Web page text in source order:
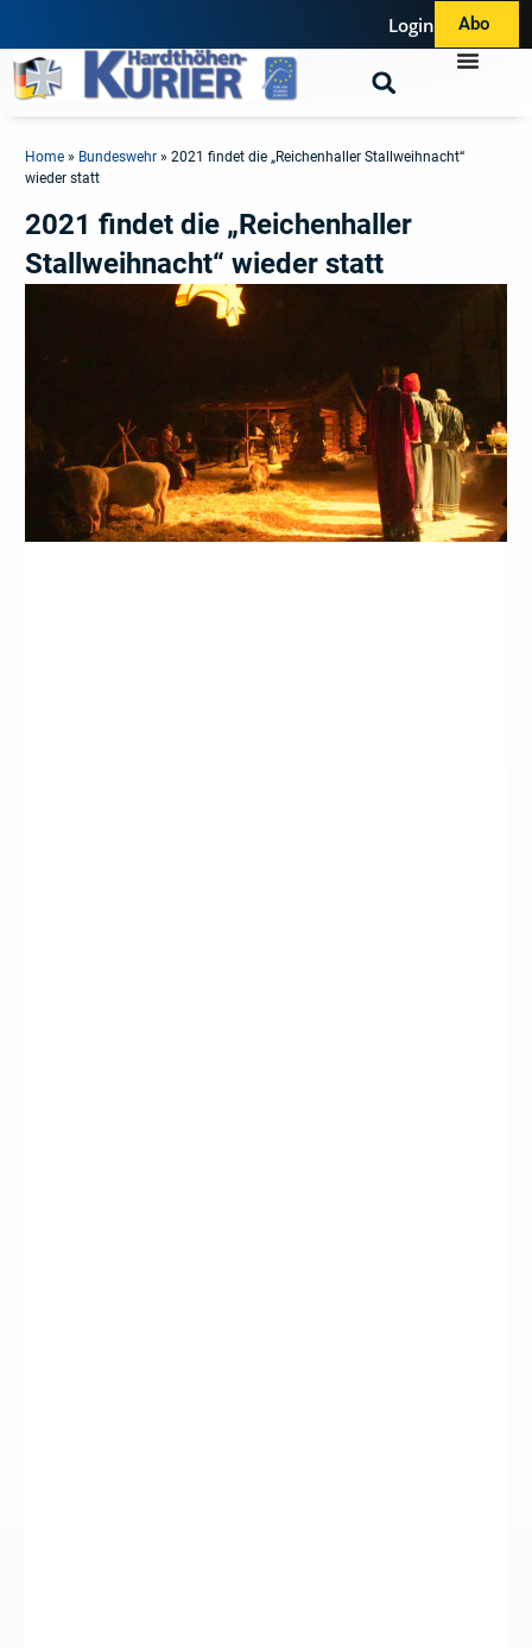
Login Abo
Home » Bundeswehr »2021 findet die „Reichenhaller Stallweihnacht“
wieder statt
2021 findet die „Reichenhaller
Stallweihnacht“ wieder statt